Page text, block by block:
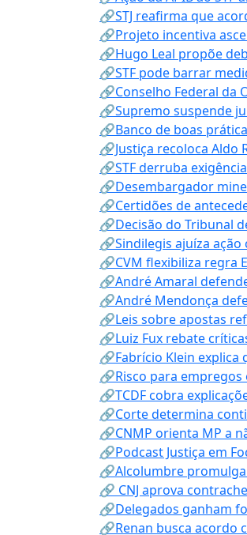
🔗STJ reafirma que
🔗Projeto incentiva
🔗Hugo Leal propõe
🔗STF pode barrar
🔗Conselho Federal da
🔗Supremo suspende
🔗Banco de boas
🔗Justiça recoloca Aldo
🔗STF derruba
🔗Desembargador
🔗Certidões de
🔗Decisão do Tribunal
🔗Sindilegis ajuíza
🔗CVM flexibiliza regra
🔗André Amaral
🔗André Mendonça
🔗Leis sobre apostas
🔗Luiz Fux rebate
🔗Fabrício Klein explica
🔗Risco para empregos
🔗TCDF cobra
🔗Corte determina
🔗CNMP orienta MP a
🔗Podcast Justiça em
🔗Alcolumbre
🔗 CNJ aprova
🔗Delegados ganham
🔗Renan busca acordo